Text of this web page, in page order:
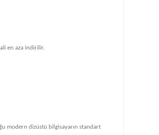
en aza indirilir.
modern dizüstü bilgisayarın standart